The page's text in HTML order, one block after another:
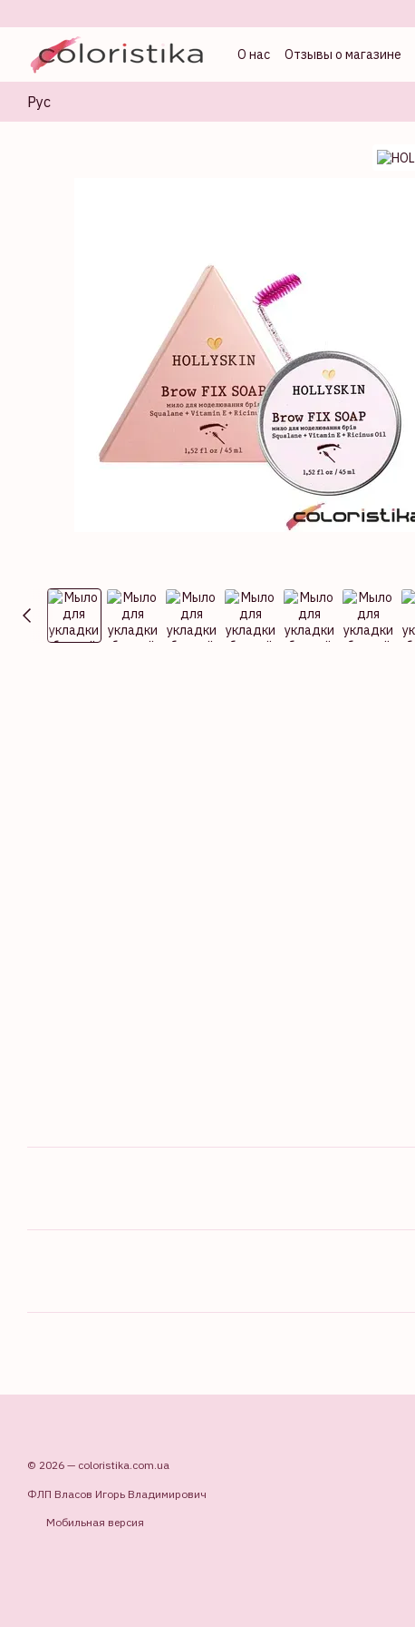
О нас Отзывы о магазине
Рус
© 2026 — coloristika.com.ua
ФЛП Власов Игорь Владимирович
Мобильная версия